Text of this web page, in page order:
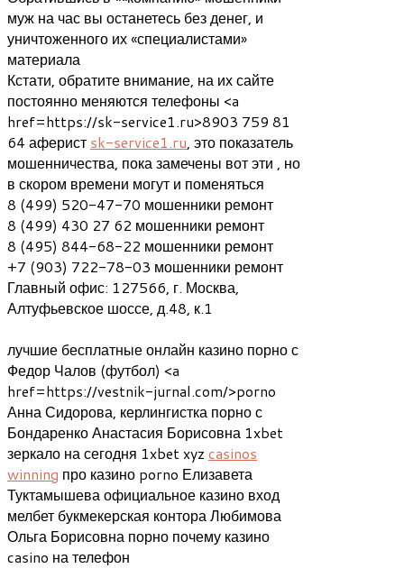
муж на час вы останетесь без денег, и
уничтоженного их «специалистами»
материала
Кстати, обратите внимание, на их сайте
постоянно меняются телефоны <a
href=https://sk-service1.ru>8903 759 81
64 аферист sk-service1.ru, это показатель
мошенничества, пока замечены вот эти , но
в скором времени могут и поменяться
8 (499) 520-47-70 мошенники ремонт
8 (499) 430 27 62 мошенники ремонт
8 (495) 844-68-22 мошенники ремонт
+7 (903) 722-78-03 мошенники ремонт
Главный офис: 127566, г. Москва,
Алтуфьевское шоссе, д.48, к.1
лучшие бесплатные онлайн казино порно с
Федор Чалов (футбол) <a
href=https://vestnik-jurnal.com/>porno
Анна Сидорова, керлингистка порно с
Бондаренко Анастасия Борисовна 1xbet
зеркало на сегодня 1xbet xyz casinos
winning про казино porno Елизавета
Туктамышева официальное казино вход
мелбет букмекерская контора Любимова
Ольга Борисовна порно почему казино
casino на телефон